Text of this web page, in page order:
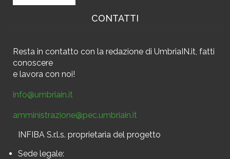
CONTATTI
Resta in contatto con la redazione di UmbriaIN.it, fatti
conoscere
e lavora con noi!
info@umbriain.it
amministrazione@pec.umbriain.it
INFIBA S.r.l.s. proprietaria del progetto
Sede legale: